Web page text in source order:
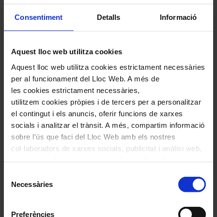
Consentiment Detalls Informació
Aquest lloc web utilitza cookies
Aquest lloc web utilitza cookies estrictament necessàries
per al funcionament del Lloc Web. A més de
les cookies estrictament necessàries,
utilitzem cookies pròpies i de tercers per a personalitzar
el contingut i els anuncis, oferir funcions de xarxes
socials i analitzar el trànsit. A més, compartim informació
sobre l'ús que faci del Lloc Web amb els nostres
col·laboradors de xarxes socials, publicitat i anàlisi web,
de l'ús que hagi fet dels seus serveis. En el quadre
inferior pot “Permetre totes les cookies” o seleccionar el
Necessàries
Preferències
Comparteix aquest article
Compártelo en Facebook
Compártelo en Twitter
Compártelo per Email
Compártelo per Whatsapp
Navegar
articles
Actualitat
També et pot interessar